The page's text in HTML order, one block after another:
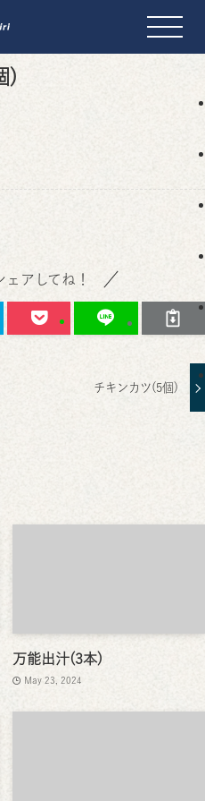
)
アしてね！
チキンカツ(5個)
万能出汁(3本)
May 23, 2024